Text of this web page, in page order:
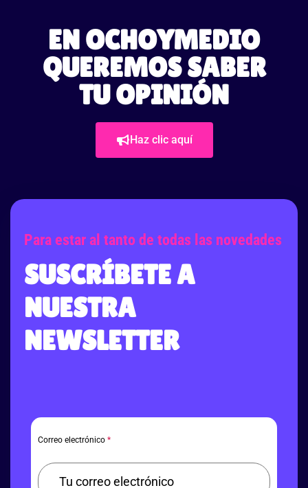
EN OCHOYMEDIO
QUEREMOS SABER
TU OPINIÓN
Haz clic aquí
Para estar al tanto de todas las novedades
SUSCRÍBETE A
NUESTRA
NEWSLETTER
Correo electrónico *